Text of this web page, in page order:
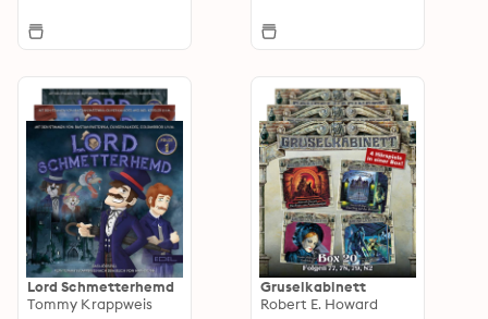
Lord Schmetterhemd
Tommy Krappweis
Gruselkabinett
Robert E. Howard